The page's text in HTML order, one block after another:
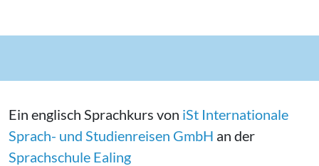
Ein englisch Sprachkurs von iSt In­ter­na­tio­na­le
Sprach- und Stu­di­en­rei­sen GmbH an der
Sprachschule Ealing